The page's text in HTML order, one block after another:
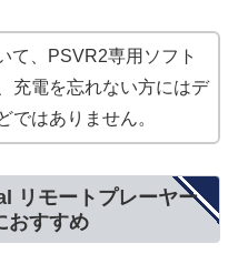
て、PSVR2専用ソフト
充電を忘れない方にはデ
ではありません。
リモートプレーヤー
おすすめ